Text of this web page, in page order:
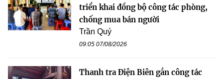
triển khai đồng bộ công tác phòng,
chống mua bán người
Trần Quý
09:05 07/08/2026
Thanh tra Điện Biên gắn công tác